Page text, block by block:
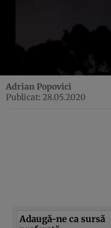
Adrian Popovici
Publicat: 28.05.2020
Adaugă-ne ca sursă